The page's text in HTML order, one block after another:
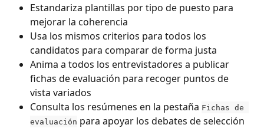
Estandariza plantillas por tipo de puesto para
mejorar la coherencia
Usa los mismos criterios para todos los
candidatos para comparar de forma justa
Anima a todos los entrevistadores a publicar
fichas de evaluación para recoger puntos de
vista variados
Consulta los resúmenes en la pestaña Fichas de
evaluación para apoyar los debates de selección